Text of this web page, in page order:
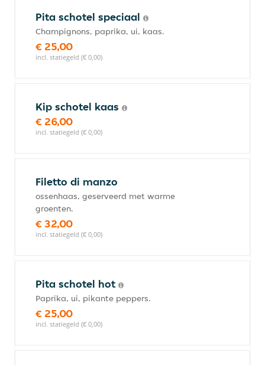
Pita schotel speciaal
Champignons, paprika, ui, kaas.
€ 25,00
incl. statiegeld (€ 0,00)
Kip schotel kaas
€ 26,00
incl. statiegeld (€ 0,00)
Filetto di manzo
ossenhaas, geserveerd met warme
groenten.
€ 32,00
incl. statiegeld (€ 0,00)
Pita schotel hot
Paprika, ui, pikante peppers.
€ 25,00
incl. statiegeld (€ 0,00)